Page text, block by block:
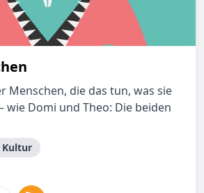
Menschen, die das tun, was sie
wie Domi und Theo: Die beiden
Kultur